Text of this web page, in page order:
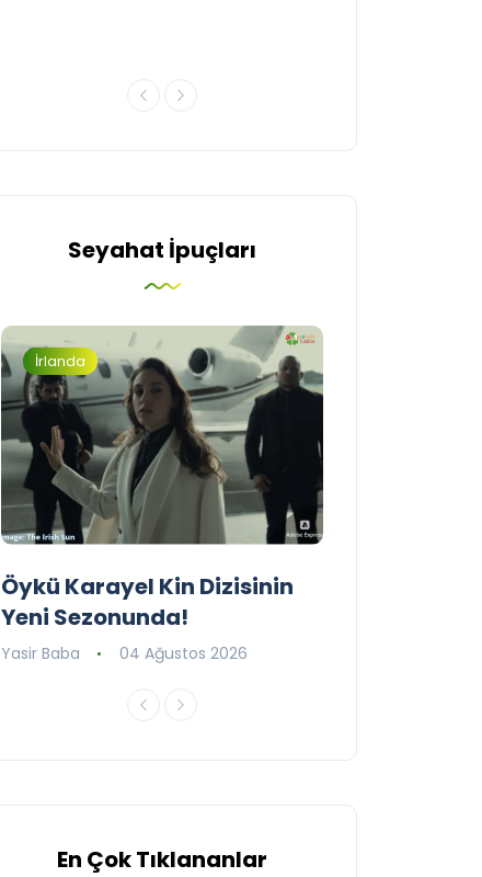
Seyahat İpuçları
İrlanda
Öykü Karayel Kin Dizisinin
Yeni Sezonunda!
Yasir Baba 04 Ağustos 2026
En Çok Tıklananlar